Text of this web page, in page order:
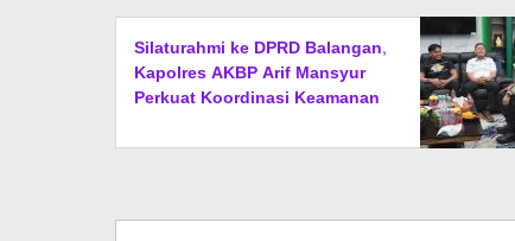
Silaturahmi ke DPRD Balangan,
Kapolres AKBP Arif Mansyur
Perkuat Koordinasi Keamanan